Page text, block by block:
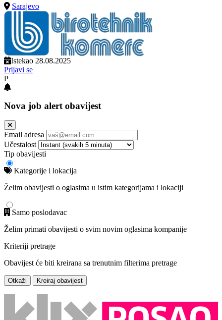
Sarajevo
Istekao 28.08.2025
Prijavi se
P
Nova job alert obavijest
Email adresa
Učestalost
Tip obavijesti
Kategorije i lokacija
Želim obavijesti o oglasima u istim kategorijama i lokaciji
Samo poslodavac
Želim primati obavijesti o svim novim oglasima kompanije
Kriteriji pretrage
Obavijest će biti kreirana sa trenutnim filterima pretrage
Otkaži Kreiraj obavijest